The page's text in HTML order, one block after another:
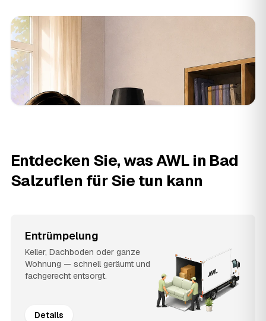
Entdecken Sie, was AWL in Bad
Salzuflen für Sie tun kann
Entrümpelung
Keller, Dachboden oder ganze
Wohnung — schnell geräumt und
fachgerecht entsorgt.
Details